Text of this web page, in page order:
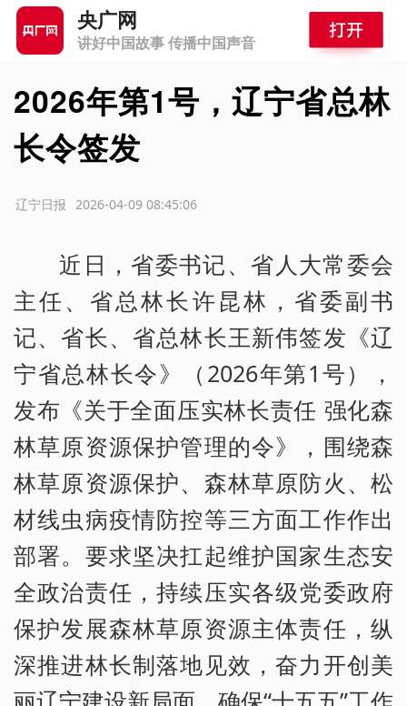
央广网
讲好中国故事 传播中国声音
2026年第1号，辽宁省总林
长令签发
2026-04-09 08:45:06
辽宁日报
近日，省委书记、省人大常委会
主任、省总林长许昆林，省委副书
记、省长、省总林长王新伟签发《辽
宁省总林长令》（2026年第1号），
发布《关于全面压实林长责任 强化森
林草原资源保护管理的令》，围绕森
林草原资源保护、森林草原防火、松
材线虫病疫情防控等三方面工作作出
部署。要求坚决扛起维护国家生态安
全政治责任，持续压实各级党委政府
保护发展森林草原资源主体责任，纵
深推进林长制落地见效，奋力开创美